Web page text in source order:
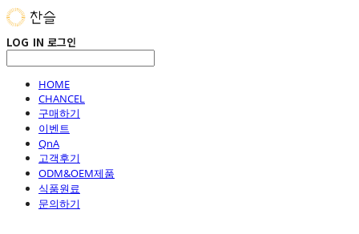
LOG IN 로그인
HOME
CHANCEL
구매하기
이벤트
QnA
고객후기
ODM&OEM제품
식품원료
문의하기